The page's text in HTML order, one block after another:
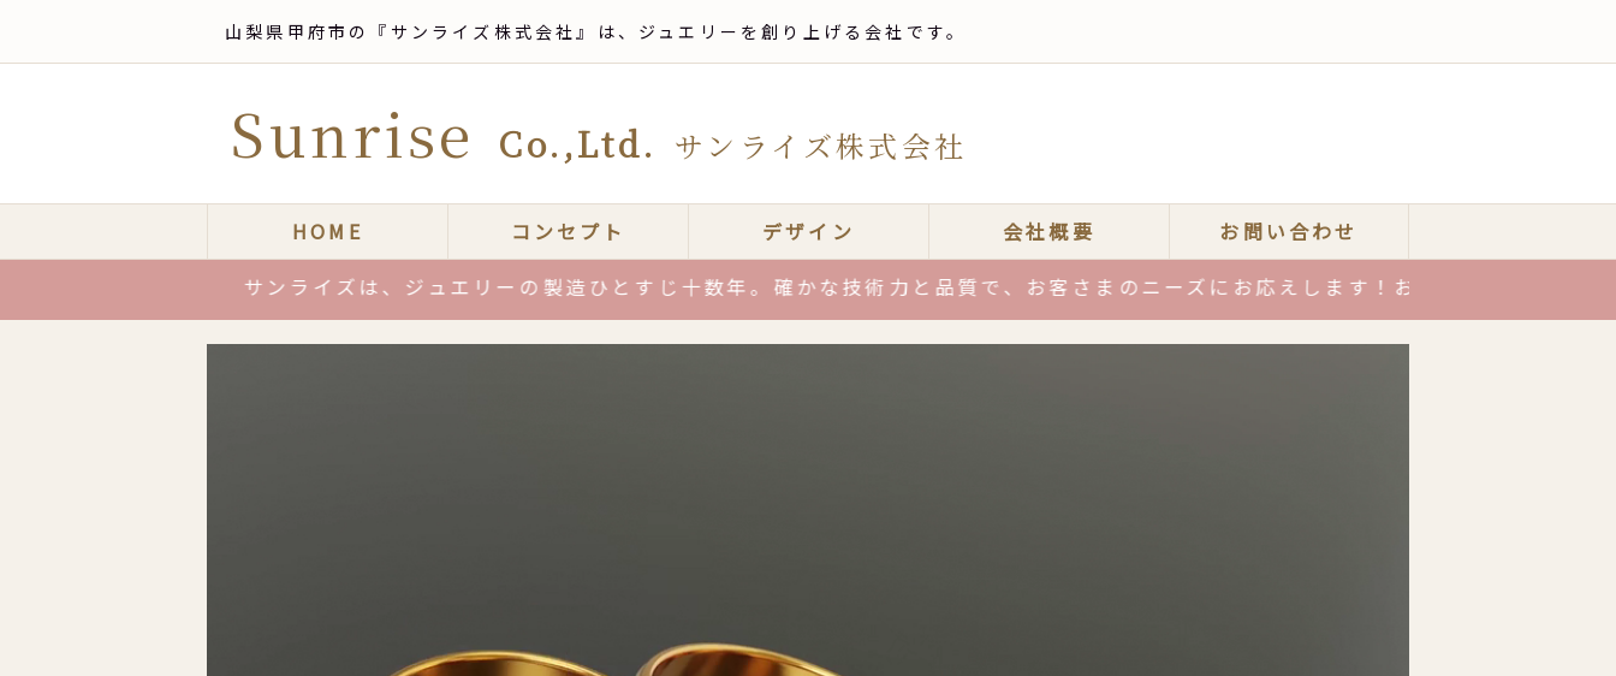
山梨県甲府市の『サンライズ株式会社』は、ジュエリーを創り上げる会社です。
Sunrise Co.,Ltd. サンライズ株式会社
HOME コンセプト デザイン 会社概要
お問い合わせ
サンライズは、ジュエリーの製造ひとすじ十数年。確かな技術力と品質で、お客さまのニーズにお応えします！お気軽にお電話またはメールでご相談